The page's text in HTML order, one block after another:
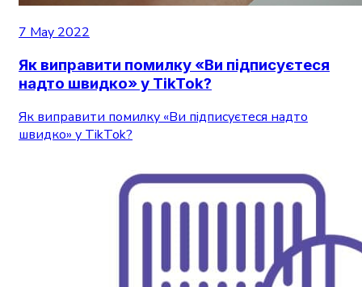
7 May 2022
Як виправити помилку «Ви підписуєтеся
надто швидко» у TikTok?
Як виправити помилку «Ви підписуєтеся надто
швидко» у TikTok?